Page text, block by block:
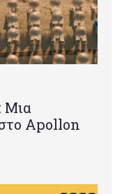
Μια
Apollon